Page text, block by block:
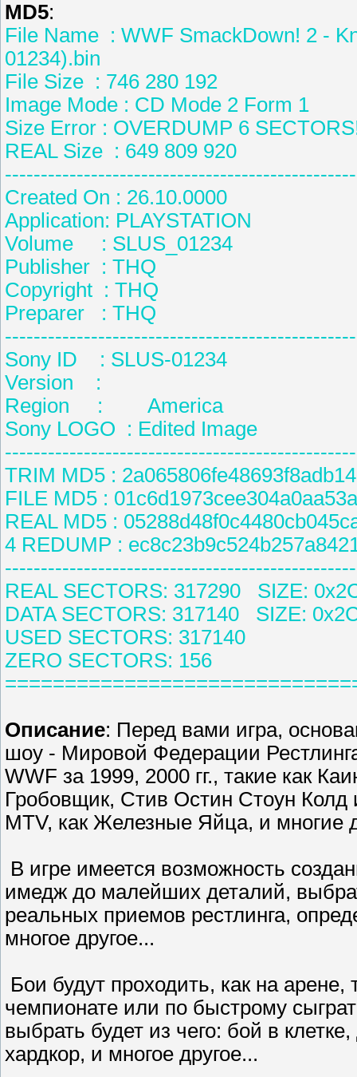
MD5:
File Name : WWF SmackDown! 2 -
01234).bin
File Size : 746 280 192
Image Mode : CD Mode 2 Form 1
Size Error : OVERDUMP 6
REAL Size : 649 809 920
Created On : 26.10.0000
Application:
Volume : SLUS_01234
Publisher : THQ
Copyright : THQ
Preparer : THQ
Sony ID : SLUS-01234
Version :
Region : America
Sony LOGO : Edited Image
TRIM MD5 :
FILE MD5 :
REAL MD5 :
4 REDUMP :
REAL SECTORS: 317290 SIZE:
DATA SECTORS: 317140 SIZE:
USED SECTORS: 317140
ZERO SECTORS: 156
Описание: Перед вами игра,
шоу - Мировой Федерации
WWF за 1999, 2000 гг., такие как
Гробовщик, Стив Остин Стоун
MTV, как Железные Яйца, и многие
В игре имеется возможность
имедж до малейших деталий,
реальных приемов рестлинга,
многое другое...
Бои будут проходить, как на
чемпионате или по быстрому
выбрать будет из чего: бой в
хардкор, и многое другое...